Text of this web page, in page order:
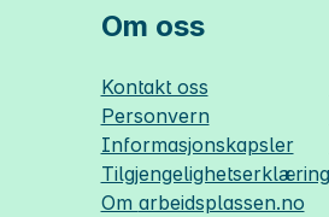
Om oss
Kontakt oss
Personvern
Informasjonskapsler
Tilgjengelighetserklæring
Om arbeidsplassen.no